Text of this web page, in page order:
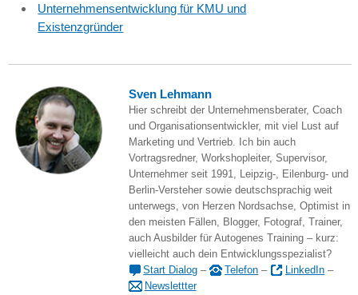
Unternehmensentwicklung für KMU und
Existenzgründer
Sven Lehmann
Hier schreibt der Unternehmensberater, Coach
und Organisationsentwickler, mit viel Lust auf
Marketing und Vertrieb. Ich bin auch
Vortragsredner, Workshopleiter, Supervisor,
Unternehmer seit 1991, Leipzig-, Eilenburg- und
Berlin-Versteher sowie deutschsprachig weit
unterwegs, von Herzen Nordsachse, Optimist in
den meisten Fällen, Blogger, Fotograf, Trainer,
auch Ausbilder für Autogenes Training – kurz:
vielleicht auch dein Entwicklungsspezialist?
Start Dialog – Telefon – LinkedIn –
Newslettter